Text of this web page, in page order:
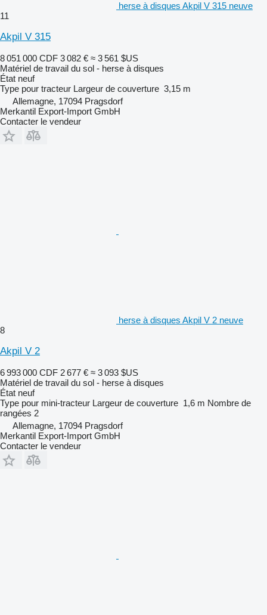
herse à disques Akpil V 315 neuve
11
Akpil V 315
8 051 000 CDF 3 082 € ≈ 3 561 $US
Matériel de travail du sol - herse à disques
État neuf
Type pour tracteur Largeur de couverture 3,15 m
Allemagne, 17094 Pragsdorf
Merkantil Export-Import GmbH
Contacter le vendeur
herse à disques Akpil V 2 neuve
8
Akpil V 2
6 993 000 CDF 2 677 € ≈ 3 093 $US
Matériel de travail du sol - herse à disques
État neuf
Type pour mini-tracteur Largeur de couverture 1,6 m Nombre de
rangées 2
Allemagne, 17094 Pragsdorf
Merkantil Export-Import GmbH
Contacter le vendeur